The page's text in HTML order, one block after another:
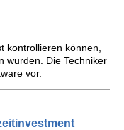
kontrollieren können,
wurden. Die Techniker
vor.